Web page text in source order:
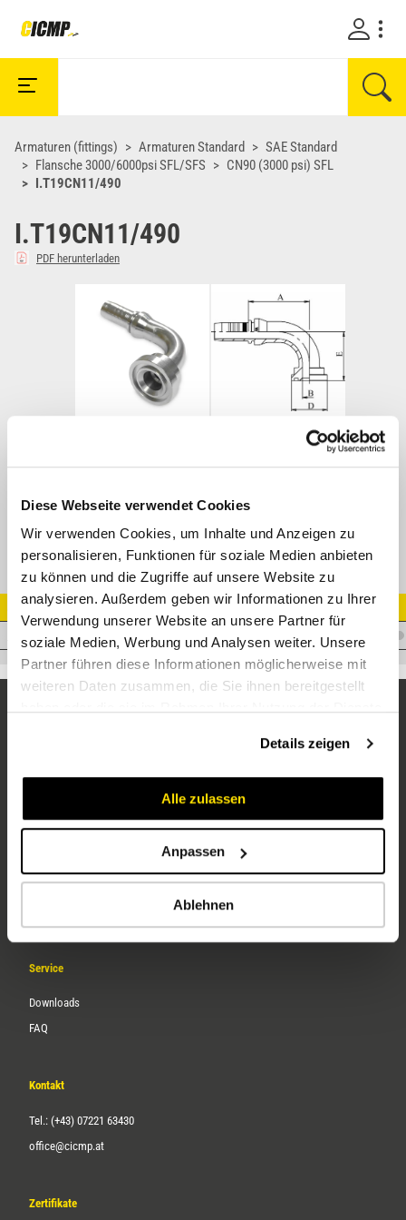
Diese Webseite verwendet Cookies
Wir verwenden Cookies, um Inhalte und Anzeigen zu
personalisieren, Funktionen für soziale Medien anbieten
zu können und die Zugriffe auf unsere Website zu
analysieren. Außerdem geben wir Informationen zu Ihrer
Verwendung unserer Website an unsere Partner für
soziale Medien, Werbung und Analysen weiter. Unsere
Partner führen diese Informationen möglicherweise mit
weiteren Daten zusammen, die Sie ihnen bereitgestellt
Details zeigen
Alle zulassen
Anpassen
Ablehnen
Armaturen (fittings) Armaturen Standard
SAE Standard
Flansche 3000/6000psi SFL/SFS
CN90 (3000 psi) SFL
I.T19CN11/490
I.T19CN11/490
PDF herunterladen
Artikel Nr.
I.T19CN11/490
Über uns
Service
Downloads
FAQ
Kontakt
Tel.: (+43) 07221 63430
office@cicmp.at
Zertifikate